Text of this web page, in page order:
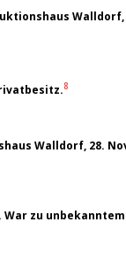
Walldorf,
8
Walldorf, 28.
War zu